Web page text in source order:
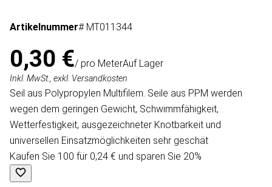
Artikelnummer# MT011344
0,30 €/ pro MeterAuf Lager
Inkl. MwSt., exkl. Versandkosten
Seil aus Polypropylen Multifilem. Seile aus PPM werden
wegen dem geringen Gewicht, Schwimmfähigkeit,
Wetterfestigkeit, ausgezeichneter Knotbarkeit und
universellen Einsatzmöglichkeiten sehr geschät
Kaufen Sie 100 für 0,24 € und sparen Sie 20%